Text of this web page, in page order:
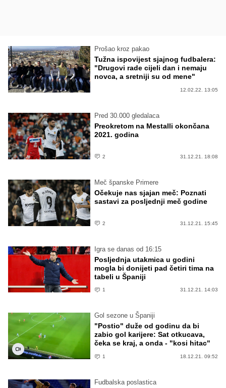
Prošao kroz pakao
Tužna ispovijest sjajnog fudbalera:
"Drugovi rade cijeli dan i nemaju
novca, a sretniji su od mene"
12.02.22. 13:05
Pred 30.000 gledalaca
Preokretom na Mestalli okončana
2021. godina
2 31.12.21. 18:08
Meč španske Primere
Očekuje nas sjajan meč: Poznati
sastavi za posljednji meč godine
2 31.12.21. 15:45
Igra se danas od 16:15
Posljednja utakmica u godini
mogla bi donijeti pad četiri tima na
tabeli u Španiji
1 31.12.21. 14:03
Gol sezone u Španiji
"Postio" duže od godinu da bi
zabio gol karijere: Sat otkucava,
čeka se kraj, a onda - "kosi hitac"
1 18.12.21. 09:52
Fudbalska poslastica